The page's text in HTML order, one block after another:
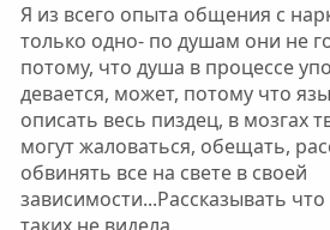
н
ы
й
г
о
л
о
Я из всего опыта общения с
только одно- по душам они не
потому, что душа в процессе
девается, может, потому что
описать весь пиздец, в мозгах
могут жаловаться, обещать,
обвинять все на свете в своей
зависимости...Рассказывать